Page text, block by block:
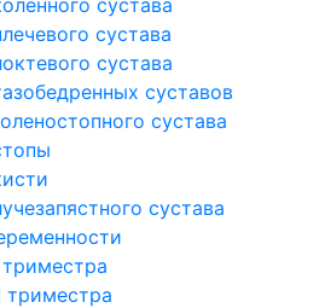
сустава
сустава
сустава
суставов
сустава
сустава
триместра